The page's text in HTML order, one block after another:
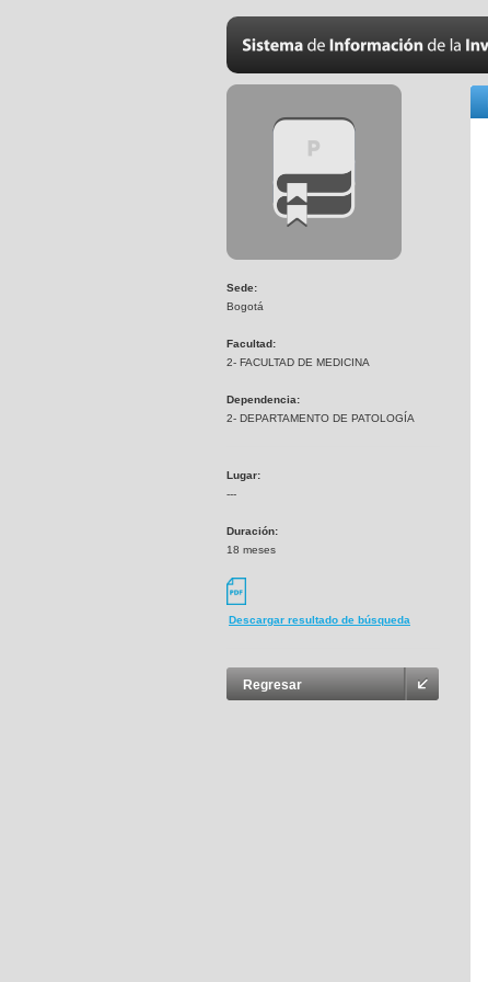
Sede:
Bogotá
Facultad:
2- FACULTAD DE MEDICINA
Dependencia:
2- DEPARTAMENTO DE PATOLOGÍA
Lugar:
---
Duración:
18 meses
Descargar resultado de búsqueda
Regresar